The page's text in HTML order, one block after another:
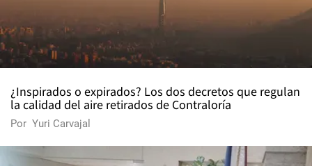
¿Inspirados o expirados? Los dos decretos que regulan
la calidad del aire retirados de Contraloría
Por Yuri Carvajal